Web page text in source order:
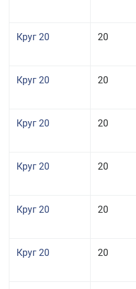
Круг 20 20
Круг 20 20
Круг 20 20
Круг 20 20
Круг 20 20
Круг 20 20